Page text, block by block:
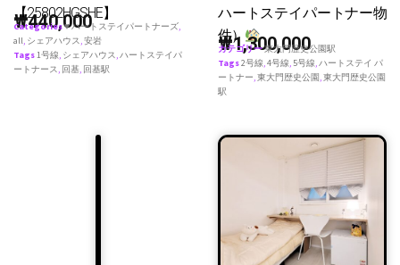
【25802HGSHE】
₩440,000
Categories♥ ハートステイパートナーズ,
all, シェアハウス,安岩
Tags1号線, シェアハウス,ハートステイパ
ートナース, 回基, 回基駅
ハートステイパートナー物
件）
₩1,300,000
カテゴリー東大門歴史公園駅
Tags2号線,4号線, 5号線,ハートステイ パ
ートナー,東大門歴史公園 ,東大門歴史公園
駅